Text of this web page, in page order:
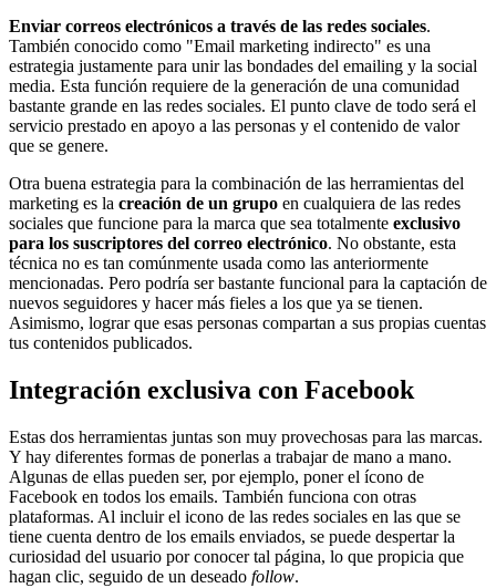
Enviar correos electrónicos a través de las redes sociales.
También conocido como "Email marketing indirecto" es una
estrategia justamente para unir las bondades del emailing y la social
media. Esta función requiere de la generación de una comunidad
bastante grande en las redes sociales. El punto clave de todo será el
servicio prestado en apoyo a las personas y el contenido de valor
que se genere.
Otra buena estrategia para la combinación de las herramientas del
marketing es la creación de un grupo en cualquiera de las redes
sociales que funcione para la marca que sea totalmente exclusivo
para los suscriptores del correo electrónico. No obstante, esta
técnica no es tan comúnmente usada como las anteriormente
mencionadas. Pero podría ser bastante funcional para la captación de
nuevos seguidores y hacer más fieles a los que ya se tienen.
Asimismo, lograr que esas personas compartan a sus propias cuentas
tus contenidos publicados.
Integración exclusiva con Facebook
Estas dos herramientas juntas son muy provechosas para las marcas.
Y hay diferentes formas de ponerlas a trabajar de mano a mano.
Algunas de ellas pueden ser, por ejemplo, poner el ícono de
Facebook en todos los emails. También funciona con otras
plataformas. Al incluir el icono de las redes sociales en las que se
tiene cuenta dentro de los emails enviados, se puede despertar la
curiosidad del usuario por conocer tal página, lo que propicia que
hagan clic, seguido de un deseado follow.